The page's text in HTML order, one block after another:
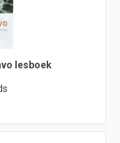
lesboek